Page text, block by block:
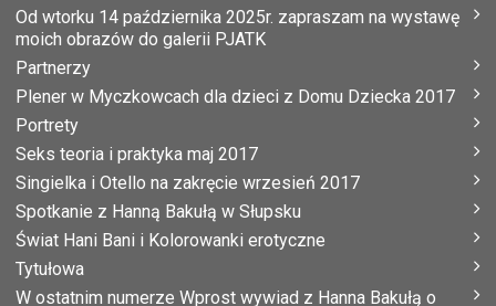
Od wtorku 14 października 2025r. zapraszam na wystawę
moich obrazów do galerii PJATK
Partnerzy
Plener w Myczkowcach dla dzieci z Domu Dziecka 2017
Portrety
Seks teoria i praktyka maj 2017
Singielka i Otello na zakręcie wrzesień 2017
Spotkanie z Hanną Bakułą w Słupsku
Świat Hani Bani i Kolorowanki erotyczne
Tytułowa
W ostatnim numerze Wprost wywiad z Hanna Bakułą o